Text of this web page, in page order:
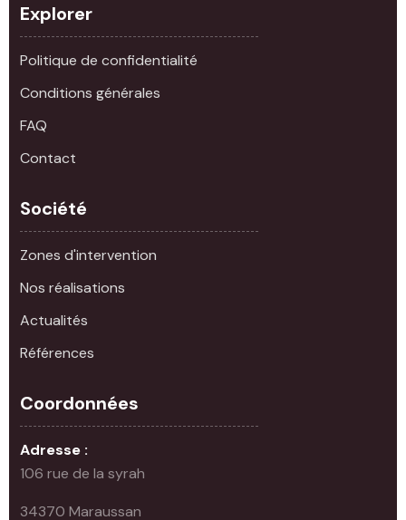
Explorer
Politique de confidentialité
Conditions générales
FAQ
Contact
Société
Zones d'intervention
Nos réalisations
Actualités
Références
Coordonnées
Adresse :
106 rue de la syrah
34370 Maraussan